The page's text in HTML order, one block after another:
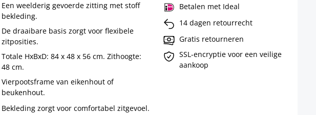
Een weelderig gevoerde zitting met stoff
bekleding.
De draaibare basis zorgt voor flexibele
zitposities.
Totale HxBxD: 84 x 48 x 56 cm. Zithoogte:
48 cm.
Vierpootsframe van eikenhout of
beukenhout.
Bekleding zorgt voor comfortabel zitgevoel.
Betalen met Ideal
14 dagen retourrecht
Gratis retourneren
SSL-encryptie voor een veilige
aankoop